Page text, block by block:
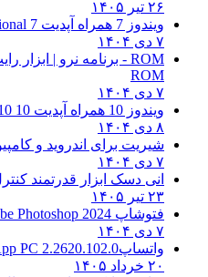
ویندوز 7 همراه آپدیت 7 SP1
ROM - برنامه نرو | ابزار رایت حرفه ای و
ROM
ویندوز 10 همراه آپدیت 10 22H2
10
شیریت برای اندروید و کامپیوتر
انی دسک ابزار قدرتمند کنترل
فتوشاپ CC 2025Adobe Photoshop 2024
واتساپPC 2.2620.102.0